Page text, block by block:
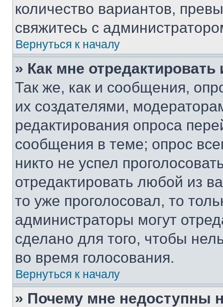
количество вариантов,
свяжитесь с
Вернуться к началу
» Как мне
Так же, как и сообщения,
их создателями,
редактирования опроса
сообщения в теме; опрос
никто не успел
отредактировать любой из
то уже проголосовал, то
администраторы могут
сделано для того, чтобы
во время голосования.
Вернуться к началу
» Почему мне недоступны